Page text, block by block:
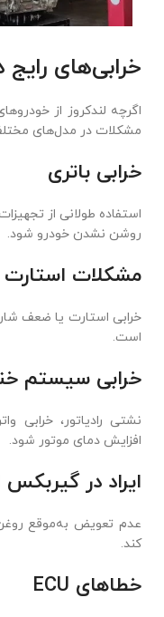
خرابی‌های رایج
اگرچه لندکروز از
مشکلات در مدل‌های
خرابی باتری
استفاده طولانی از
روشن نشدن خودرو شود.
مشکلات استارت
خرابی استارت یا ضعف
است.
خرابی سیستم
نشتی رادیاتور،
افزایش دمای موتور شود.
ایراد در گیربکس
عدم تعویض به‌موقع
کند.
خطاهای ECU